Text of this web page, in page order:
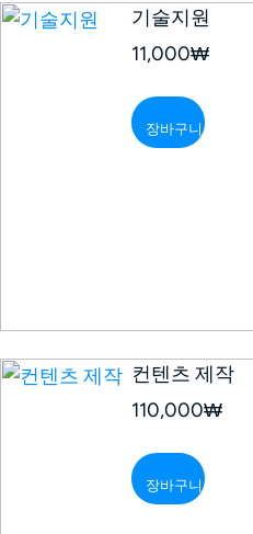
기술지원
11,000₩
장바구니
컨텐츠 제작
110,000₩
장바구니